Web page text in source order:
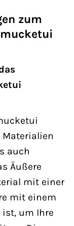
zum
Materialien
auch
Äußere
mit einer
mit einem
um Ihre